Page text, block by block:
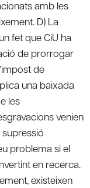
amb les
D) La
fet que CiU ha
de prorrogar
de
una baixada
les
venien
supressió
problema si el
en recerca.
existeixen